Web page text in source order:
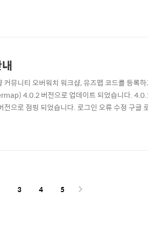
능 추가 Google Login 오류 개선 ■ 전체 디자
니티 오버워치 워크샵, 유즈맵 코드를 등록하
4.0.2 버전으로 업데이트 되었습니다.
으로 점핑 되었습니다. 로그인 오류 수정 구글
글을 등록할 수 없던 오류가 수정되었습니다. 로
3 4 5